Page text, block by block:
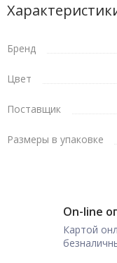
Бренд
Цвет
Поставщик
Размеры в упаковке
On-line
Картой